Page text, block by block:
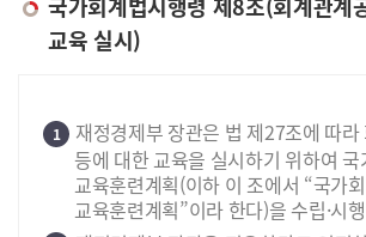
교육 실시)
1
재정경제부 장관은 법 제27조에 따라
등에 대한 교육을 실시하기 위하여 국
교육훈련계획(이하 이 조에서 “국가
교육훈련계획”이라 한다)을 수립·시